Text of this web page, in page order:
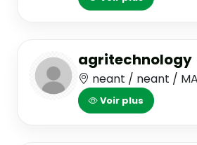
agritechnology
neant / neant /
Voir plus